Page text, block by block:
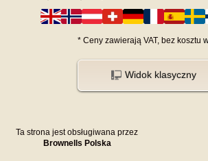
* Ceny zawierają VAT, bez kosztu
Widok klasyczny
Ta strona jest obsługiwana przez
Brownells Polska